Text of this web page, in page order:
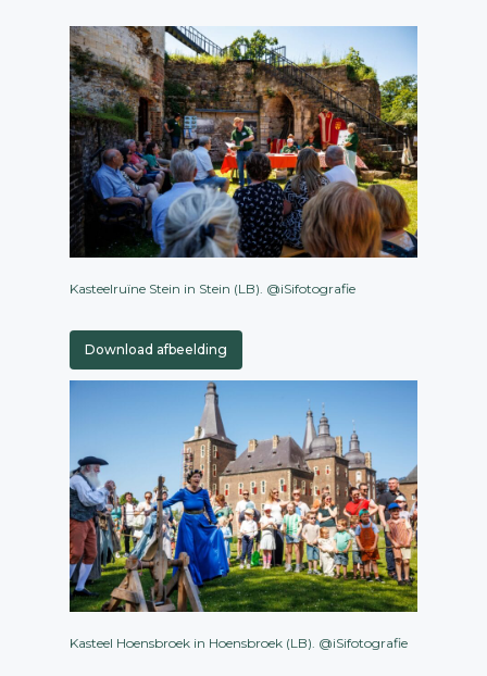
Kasteelruïne Stein in Stein (LB). @iSifotografie
Download afbeelding
Kasteel Hoensbroek in Hoensbroek (LB). @iSifotografie